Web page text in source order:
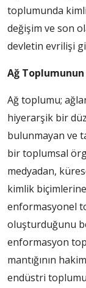
toplumunda
değişim ve son
devletin evrilişi
Ağ
Ağ toplumu;
hiyerarşik bir
bulunmayan ve
bir toplumsal
medyadan,
kimlik
enformasyonel
oluşturduğunu
enformasyon
mantığının
endüstri